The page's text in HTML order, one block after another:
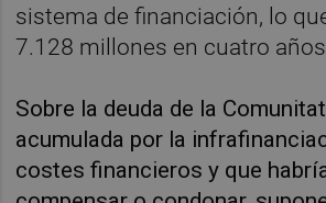
sistema de financiación, lo
7.128 millones en cuatro
Sobre la deuda de la
acumulada por la
costes financieros y que